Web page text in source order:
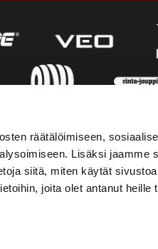
räätälöimiseen,
Lisäksi jaamme
siitä, miten käytät
joita olet antanut heille